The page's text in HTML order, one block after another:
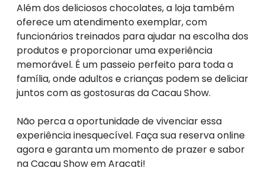
Além dos deliciosos chocolates, a loja também
oferece um atendimento exemplar, com
funcionários treinados para ajudar na escolha dos
produtos e proporcionar uma experiência
memorável. É um passeio perfeito para toda a
família, onde adultos e crianças podem se deliciar
juntos com as gostosuras da Cacau Show.
Não perca a oportunidade de vivenciar essa
experiência inesquecível. Faça sua reserva online
agora e garanta um momento de prazer e sabor
na Cacau Show em Aracati!